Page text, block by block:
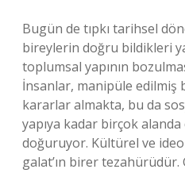
Bugün de tıpkı tarihsel
bireylerin doğru bildikleri
toplumsal yapının
İnsanlar, manipüle edilmiş
kararlar almakta, bu da
yapıya kadar birçok
doğuruyor. Kültürel ve
galat’ın birer